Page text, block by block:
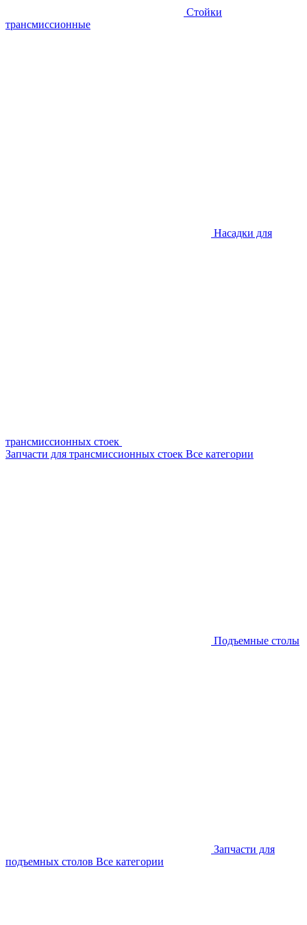
Стойки
трансмиссионные
Насадки для
трансмиссионных стоек
Запчасти для трансмиссионных стоек Все категории
Подъемные столы
Запчасти для
подъемных столов Все категории